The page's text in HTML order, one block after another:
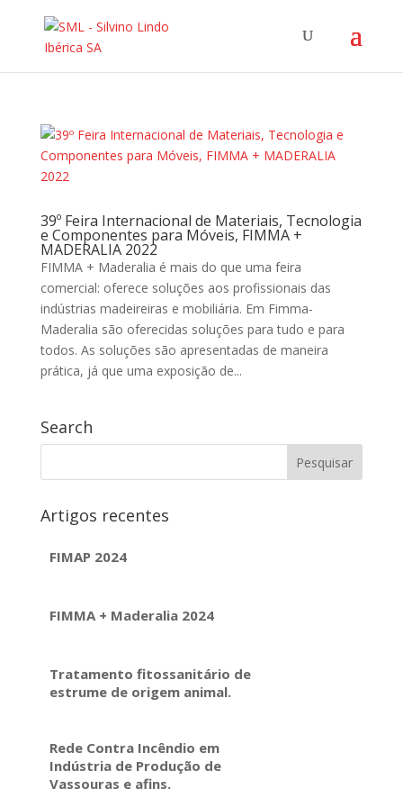
39º Feira Internacional de Materiais, Tecnologia
e Componentes para Móveis, FIMMA +
MADERALIA 2022
FIMMA + Maderalia é mais do que uma feira
comercial: oferece soluções aos profissionais das
indústrias madeireiras e mobiliária. Em Fimma-
Maderalia são oferecidas soluções para tudo e para
todos. As soluções são apresentadas de maneira
prática, já que uma exposição de...
Search
Artigos recentes
FIMAP 2024
FIMMA + Maderalia 2024
Tratamento fitossanitário de
estrume de origem animal.
Rede Contra Incêndio em
Indústria de Produção de
Vassouras e afins.